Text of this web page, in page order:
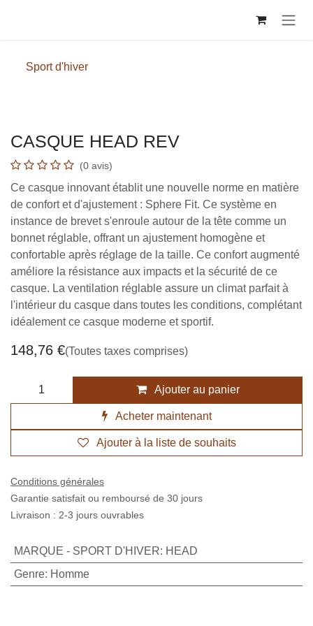
Sport d'hiver
CASQUE HEAD REV
(0 avis)
Ce casque innovant établit une nouvelle norme en matière
de confort et d'ajustement : Sphere Fit. Ce système en
instance de brevet s'enroule autour de la tête comme un
bonnet réglable, offrant un ajustement homogène et
confortable après réglage de la taille. Ce confort augmenté
améliore la résistance aux impacts et la sécurité de ce
casque. La ventilation réglable assure un climat parfait à
l'intérieur du casque dans toutes les conditions, complétant
idéalement ce casque moderne et sportif.
148,76 €(Toutes taxes comprises)
Ajouter au panier
Acheter maintenant
Ajouter à la liste de souhaits
Conditions générales
Garantie satisfait ou remboursé de 30 jours
Livraison : 2-3 jours ouvrables
MARQUE - SPORT D'HIVER: HEAD
Genre: Homme